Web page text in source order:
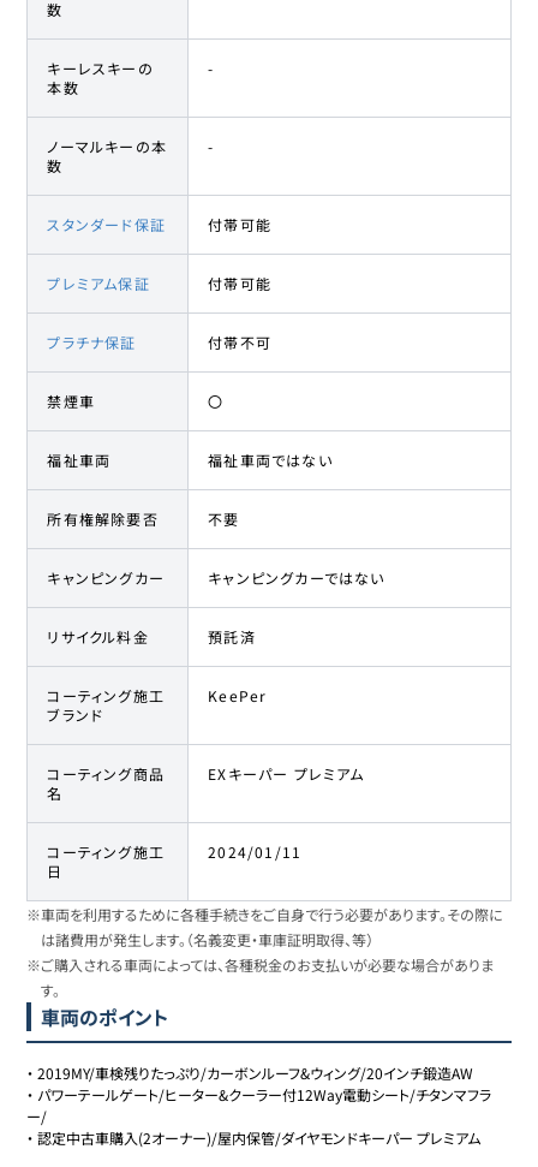
数
キーレスキーの
本数
-
ノーマルキーの本
数
-
スタンダード保証 付帯可能
プレミアム保証 付帯可能
プラチナ保証 付帯不可
禁煙車 〇
福祉車両 福祉車両ではない
所有権解除要否 不要
キャンピングカー キャンピングカーではない
リサイクル料金 預託済
コーティング施工
ブランド
KeePer
コーティング商品
名
EXキーパー プレミアム
コーティング施工
日
2024/01/11
※車両を利用するために各種手続きをご自身で行う必要があります。その際に
は諸費用が発生します。（名義変更・車庫証明取得、等）
※ご購入される車両によっては、各種税金のお支払いが必要な場合がありま
す。
車両のポイント
・2019MY/車検残りたっぷり/カーボンルーフ&ウィング/20インチ鍛造AW
・ パワーテールゲート/ヒーター&クーラー付12Way電動シート/チタンマフラ
ー/
・認定中古車購入(2オーナー)/屋内保管/ダイヤモンドキーパー プレミアム